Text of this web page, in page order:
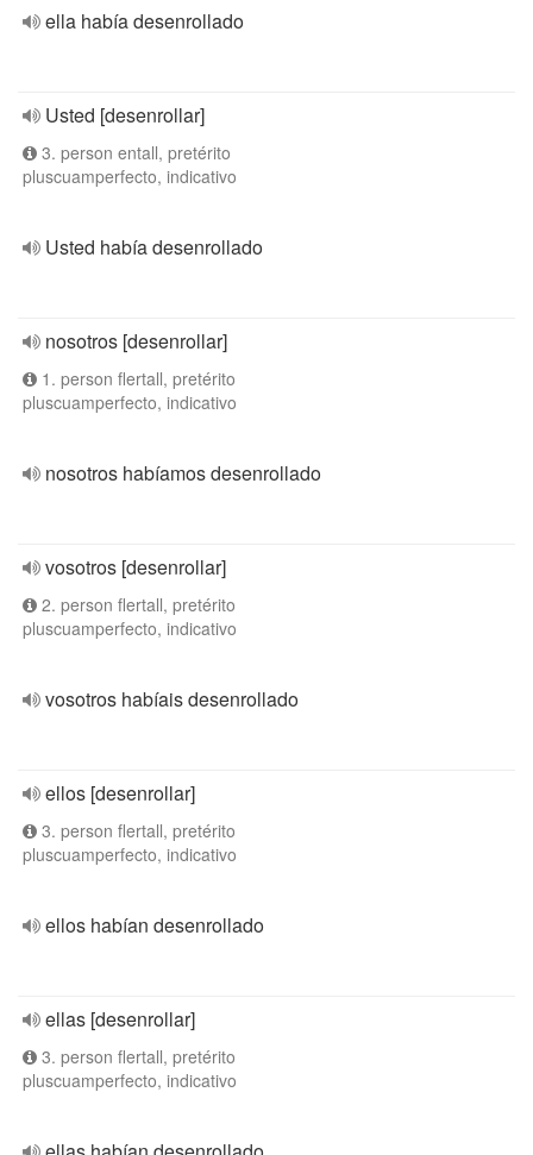
ella había desenrollado
Usted [desenrollar]
3. person entall, pretérito
pluscuamperfecto, indicativo
Usted había desenrollado
nosotros [desenrollar]
1. person flertall, pretérito
pluscuamperfecto, indicativo
nosotros habíamos desenrollado
vosotros [desenrollar]
2. person flertall, pretérito
pluscuamperfecto, indicativo
vosotros habíais desenrollado
ellos [desenrollar]
3. person flertall, pretérito
pluscuamperfecto, indicativo
ellos habían desenrollado
ellas [desenrollar]
3. person flertall, pretérito
pluscuamperfecto, indicativo